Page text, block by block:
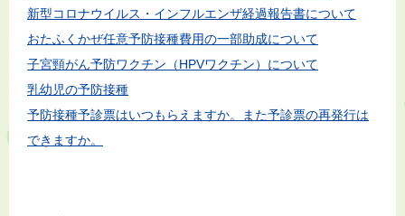
新型コロナウイルス・インフルエンザ経過報告書について
おたふくかぜ任意予防接種費用の一部助成について
子宮頸がん予防ワクチン（HPVワクチン）について
乳幼児の予防接種
予防接種予診票はいつもらえますか。また予診票の再発行は
できますか。